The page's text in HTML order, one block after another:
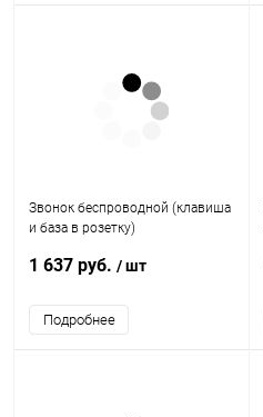
Звонок беспроводной (клавиша
и база в розетку)
белый, DB-380
1 637 руб. / шт
Подробнее